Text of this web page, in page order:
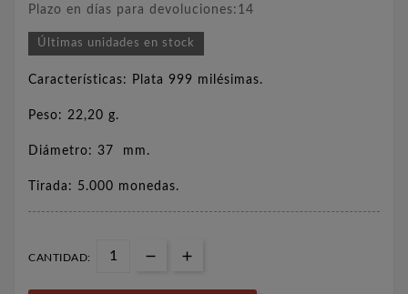
Plazo en días para devoluciones:14
Últimas unidades en stock
Características: Plata 999 milésimas.
Peso: 22,20 g.
Diámetro: 37 mm.
Tirada: 5.000 monedas.
CANTIDAD: